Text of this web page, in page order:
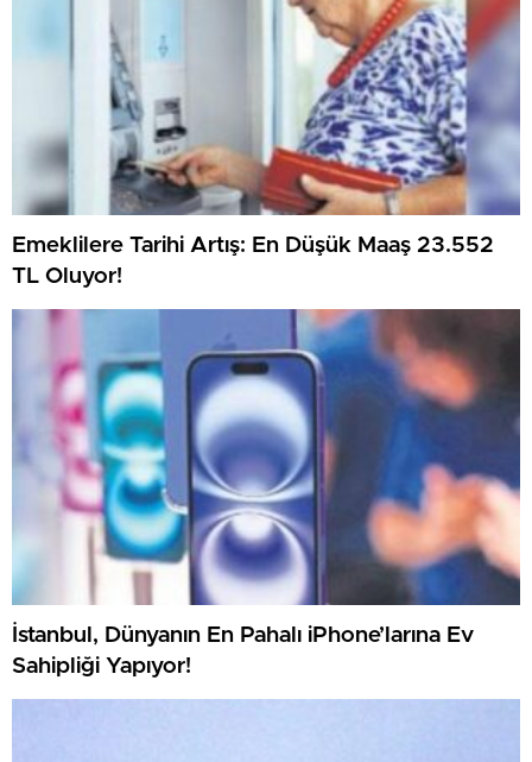
Emeklilere Tarihi Artış: En Düşük Maaş 23.552
TL Oluyor!
İstanbul, Dünyanın En Pahalı iPhone’larına Ev
Sahipliği Yapıyor!